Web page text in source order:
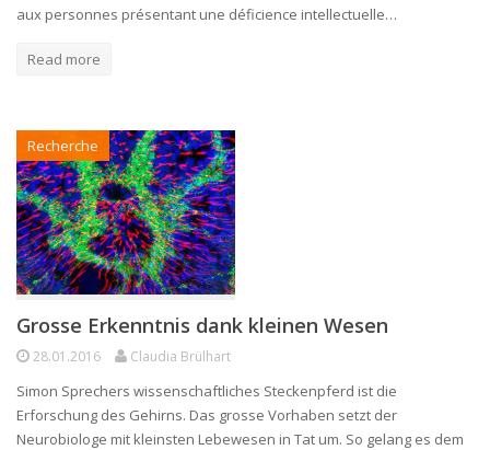
aux personnes présentant une déficience intellectuelle…
Read more
Recherche
Grosse Erkenntnis dank kleinen Wesen
28.01.2016 Claudia Brülhart
Simon Sprechers wissenschaftliches Steckenpferd ist die
Erforschung des Gehirns. Das grosse Vorhaben setzt der
Neurobiologe mit kleinsten Lebewesen in Tat um. So gelang es dem